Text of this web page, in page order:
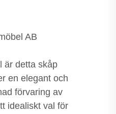
AB
är detta skåp
en elegant och
förvaring av
idealiskt val för